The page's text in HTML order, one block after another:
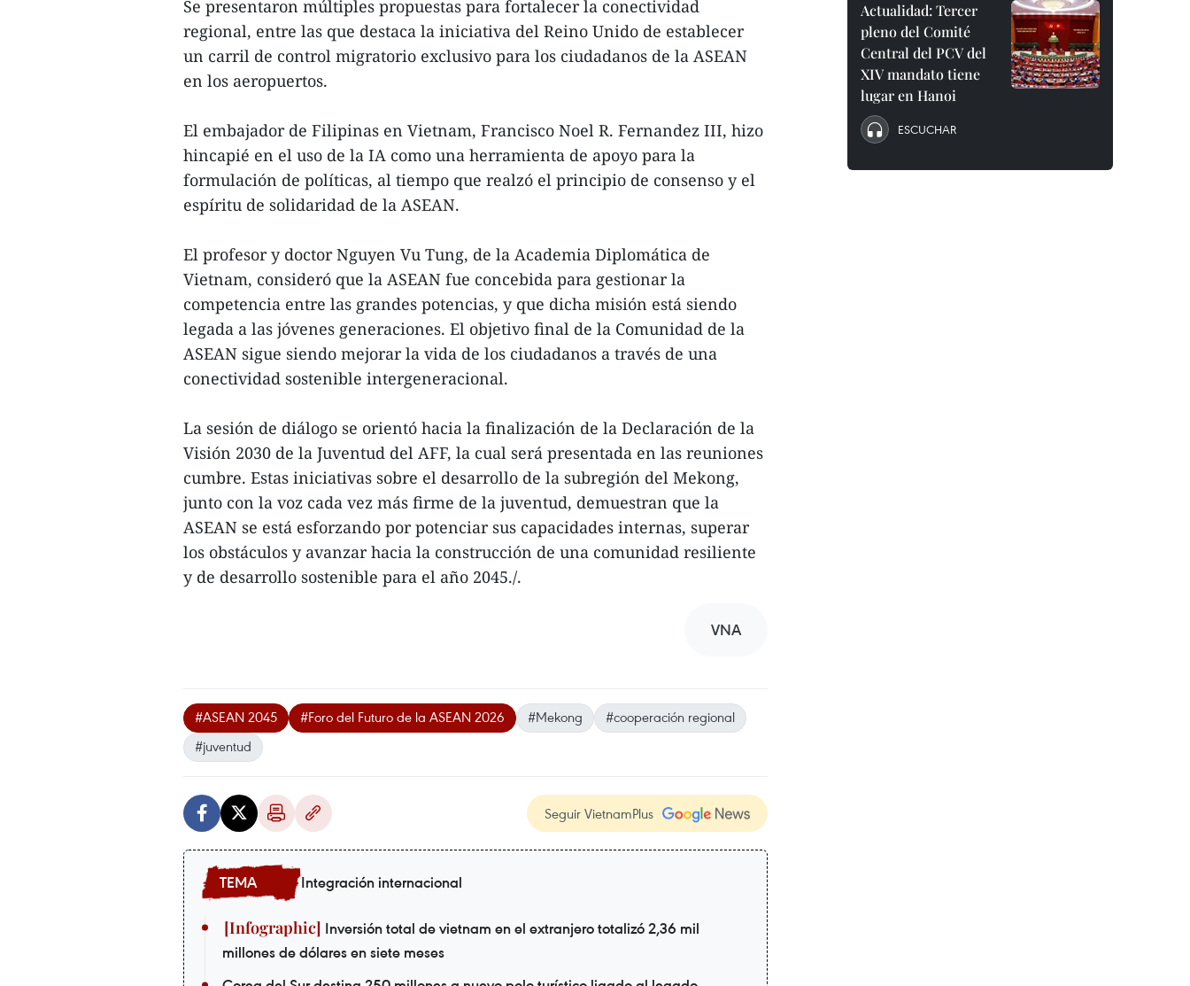
Se presentaron múltiples propuestas para fortalecer la conectividad
regional, entre las que destaca la iniciativa del Reino Unido de establecer
un carril de control migratorio exclusivo para los ciudadanos de la ASEAN
en los aeropuertos.
El embajador de Filipinas en Vietnam, Francisco Noel R. Fernandez III, hizo
hincapié en el uso de la IA como una herramienta de apoyo para la
formulación de políticas, al tiempo que realzó el principio de consenso y el
espíritu de solidaridad de la ASEAN.
El profesor y doctor Nguyen Vu Tung, de la Academia Diplomática de
Vietnam, consideró que la ASEAN fue concebida para gestionar la
competencia entre las grandes potencias, y que dicha misión está siendo
legada a las jóvenes generaciones. El objetivo final de la Comunidad de la
ASEAN sigue siendo mejorar la vida de los ciudadanos a través de una
conectividad sostenible intergeneracional.
La sesión de diálogo se orientó hacia la finalización de la Declaración de la
Visión 2030 de la Juventud del AFF, la cual será presentada en las reuniones
cumbre. Estas iniciativas sobre el desarrollo de la subregión del Mekong,
junto con la voz cada vez más firme de la juventud, demuestran que la
ASEAN se está esforzando por potenciar sus capacidades internas, superar
los obstáculos y avanzar hacia la construcción de una comunidad resiliente
y de desarrollo sostenible para el año 2045./.
VNA
#ASEAN 2045 #Foro del Futuro de la ASEAN 2026 #Mekong
#cooperación regional
#juventud
Seguir VietnamPlus
Integración internacional
Inversión total de vietnam en el extranjero totalizó 2,36 mil
millones de dólares en siete meses
Actualidad: Tercer
pleno del Comité
Central del PCV del
XIV mandato tiene
lugar en Hanoi
ESCUCHAR